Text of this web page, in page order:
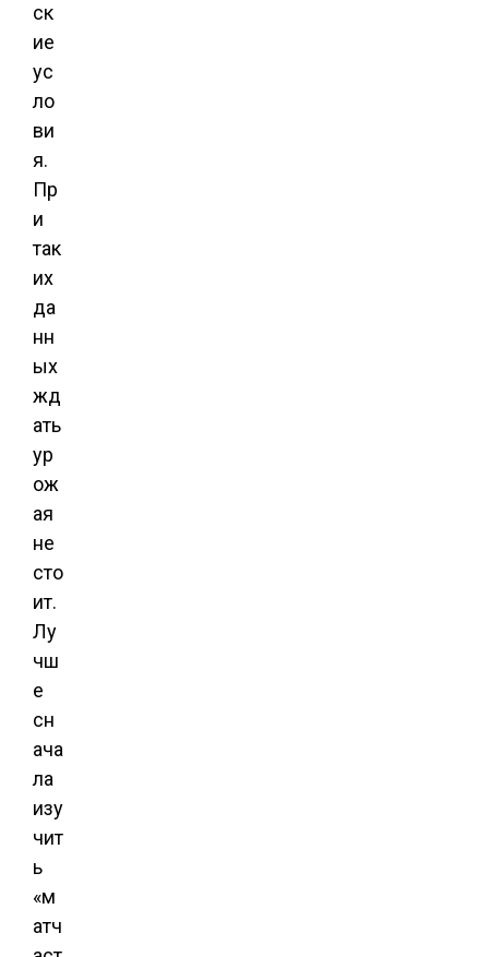
ск
ие
ус
ло
ви
я.
Пр
и
так
их
да
нн
ых
жд
ать
ур
ож
ая
не
сто
ит.
Лу
чш
е
сн
ача
ла
изу
чит
ь
«м
атч